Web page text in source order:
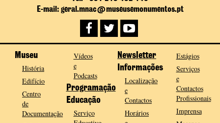
E-mail: geral.mnac@museusemonumentos.pt
Museu
História
Edifício
Centro
de
Documentação
Vídeos
e
Podcasts
Programação
Educação
Serviço
Newsletter
Informações
Localização
e
Contactos
Horários
Estágios
Serviços
e
Contactos
Profissionais
Imprensa